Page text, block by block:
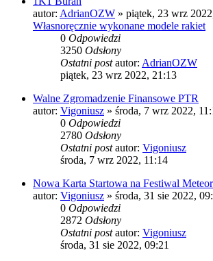
autor: AdrianOZW » piątek, 23 wrz
Własnoręcznie wykonane modele rakiet
0 Odpowiedzi
3250 Odsłony
Ostatni postautor: AdrianOZW
piątek, 23 wrz 2022, 21:13
Walne Zgromadzenie Finansowe PTR
autor: Vigoniusz » środa, 7 wrz 2022,
0 Odpowiedzi
2780 Odsłony
Ostatni postautor: Vigoniusz
środa, 7 wrz 2022, 11:14
Nowa Karta Startowa na Festiwal
autor: Vigoniusz » środa, 31 sie 2022,
0 Odpowiedzi
2872 Odsłony
Ostatni postautor: Vigoniusz
środa, 31 sie 2022, 09:21